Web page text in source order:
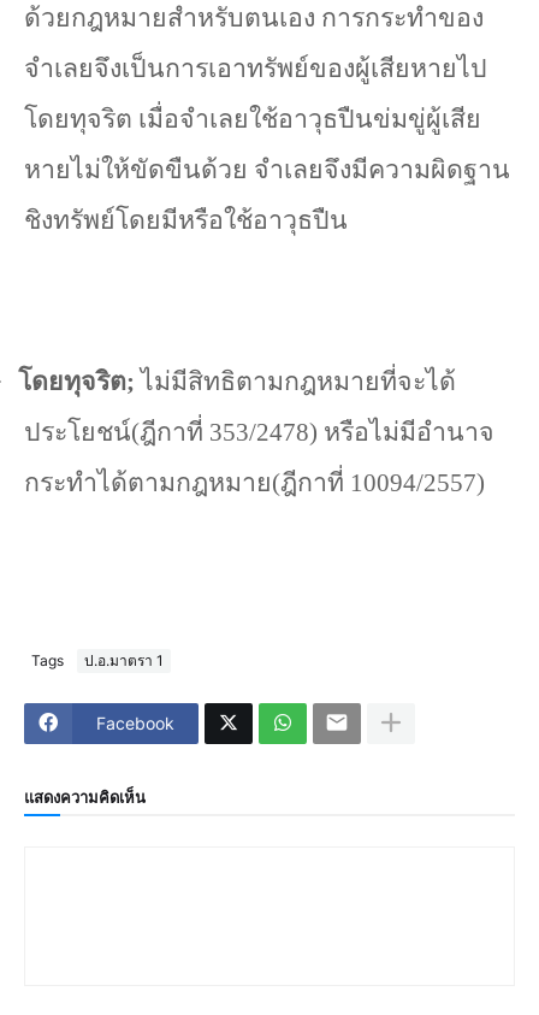
ด้วยกฎหมายสำหรับตนเอง การกระทำของ
จำเลยจึงเป็นการเอาทรัพย์ของผู้เสียหายไป
โดยทุจริต เมื่อจำเลยใช้อาวุธปืนข่มขู่ผู้เสีย
หายไม่ให้ขัดขืนด้วย จำเลยจึงมีความผิดฐาน
ชิงทรัพย์โดยมีหรือใช้อาวุธปืน
โดยทุจริต;ไม่มีสิทธิตามกฎหมายที่จะได้
ประโยชน์(ฎีกาที่ 353/2478) หรือไม่มีอำนาจ
กระทำได้ตามกฎหมาย(ฎีกาที่ 10094/2557)
Tags ป.อ.มาตรา 1
Facebook
แสดงความคิดเห็น